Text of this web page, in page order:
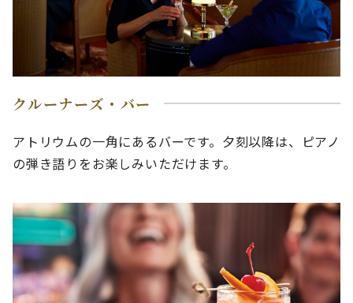
クルーナーズ・バー
アトリウムの一角にあるバーです。夕刻以降は、ピアノ
の弾き語りをお楽しみいただけます。